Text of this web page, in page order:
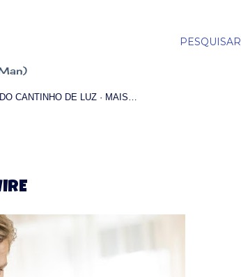
PESQUISAR
CANTINHO DE LUZ MAIS…